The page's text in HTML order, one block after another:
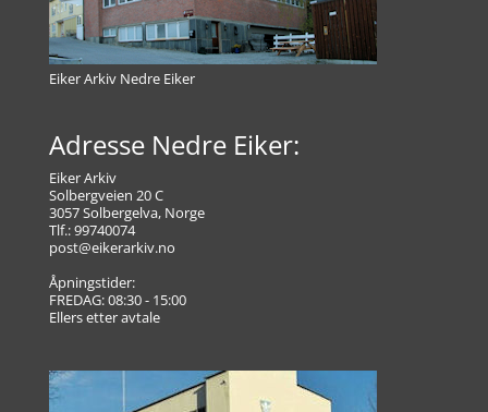
Eiker Arkiv Nedre Eiker
Adresse Nedre Eiker:
Eiker Arkiv
Solbergveien 20 C
3057 Solbergelva, Norge
Tlf.: 99740074
post@eikerarkiv.no
Åpningstider:
FREDAG: 08:30 - 15:00
Ellers etter avtale